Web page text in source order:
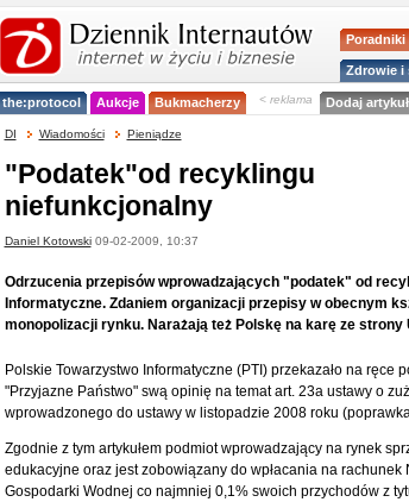
Poradniki
Zdrowie i
the:protocol Aukcje Bukmacherzy < reklama Dodaj
DI Wiadomości Pieniądze
"Podatek"od recyklingu
niefunkcjonalny
Daniel Kotowski09-02-2009, 10:37
Odrzucenia przepisów wprowadzających "podatek" od
Informatyczne. Zdaniem organizacji przepisy w obecnym
monopolizacji rynku. Narażają też Polskę na karę ze strony
Polskie Towarzystwo Informatyczne (PTI) przekazało na ręce
"Przyjazne Państwo" swą opinię na temat art. 23a ustawy o
wprowadzonego do ustawy w listopadzie 2008 roku
Zgodnie z tym artykułem podmiot wprowadzający na rynek
edukacyjne oraz jest zobowiązany do wpłacania na
Gospodarki Wodnej co najmniej 0,1% swoich przychodów z